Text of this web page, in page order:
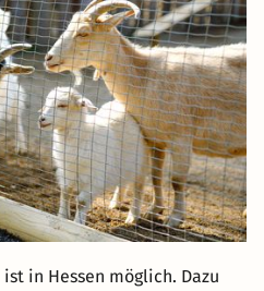
ist in Hessen möglich. Dazu